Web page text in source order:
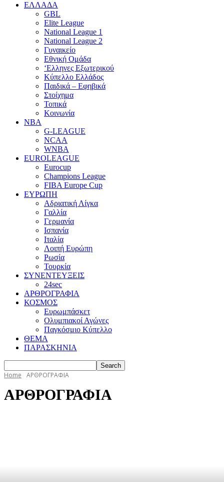
EΛΛΑΔΑ
GBL
Elite League
National League 1
National League 2
Γυναικείο
Εθνική Ομάδα
‘Ελληνες Εξωτερικού
Κύπελλο Ελλάδος
Παιδικά – Εφηβικά
Στοίχημα
Τοπικά
Κοινωνία
NBA
G-LEAGUE
NCAA
WNBA
ΕUROLEAGUE
Eurocup
Champions League
FIBA Europe Cup
ΕΥΡΩΠΗ
Αδριατική Λίγκα
Γαλλία
Γερμανία
Ισπανία
Ιταλία
Λοιπή Ευρώπη
Ρωσία
Τουρκία
ΣΥΝΕΝΤΕΥΞΕΙΣ
24sec
ΑΡΘΡΟΓΡΑΦΙΑ
ΚΟΣΜΟΣ
Ευρωμπάσκετ
Ολυμπιακοί Αγώνες
Παγκόσμιο Κύπελλο
ΘΕΜΑ
ΠΑΡΑΣΚΗΝΙΑ
Home ΑΡΘΡΟΓΡΑΦΙΑ
ΑΡΘΡΟΓΡΑΦΙΑ